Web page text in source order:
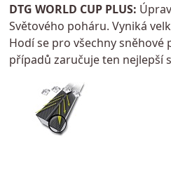
DTG WORLD CUP PLUS:
Světového poháru. Vyniká
Hodí se pro všechny
případů zaručuje ten nejlepší